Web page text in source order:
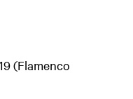
(Flamenco